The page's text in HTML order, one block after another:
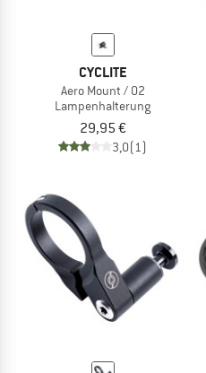
CYCLITE
Aero Mount / 02
Lampenhalterung
29,95 €
3,0(1)